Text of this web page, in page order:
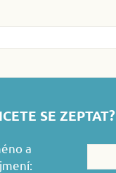
SE ZEPTAT?
a